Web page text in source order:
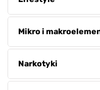
Mikro i
Narkotyki